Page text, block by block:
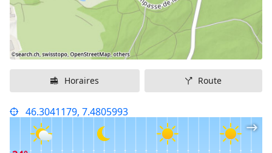
Horaires Route
46.3041179, 7.4805993